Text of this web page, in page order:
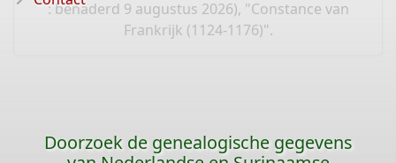
: benaderd 9 augustus 2026), "Constance van
Frankrijk (1124-1176)".
Doorzoek de genealogische gegevens